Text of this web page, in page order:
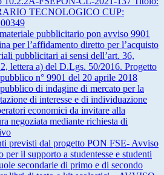
TECNOLOGICO CUP:
pubblicitario pon avviso 9901
per l’affidamento diretto per l’acquisto
pubblicitari ai sensi dell’art. 36,
lettera a) del D.Lgs. 50/2016. Progetto
n° 9901 del 20 aprile 2018
di indagine di mercato per la
di interesse e di individuazione
economici da invitare alla
negoziata mediante richiesta di
previsti dal progetto PON FSE- Avviso
per il supporto a studentesse e studenti
secondarie di primo e di secondo